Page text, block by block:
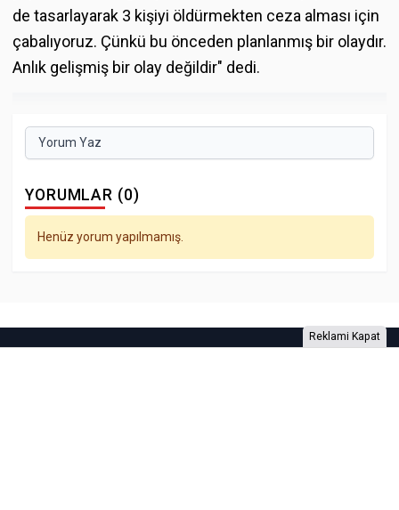
de tasarlayarak 3 kişiyi öldürmekten ceza alması için
çabalıyoruz. Çünkü bu önceden planlanmış bir olaydır.
Anlık gelişmiş bir olay değildir" dedi.
Yorum Yaz
YORUMLAR (0)
Henüz yorum yapılmamış.
Reklami Kapat